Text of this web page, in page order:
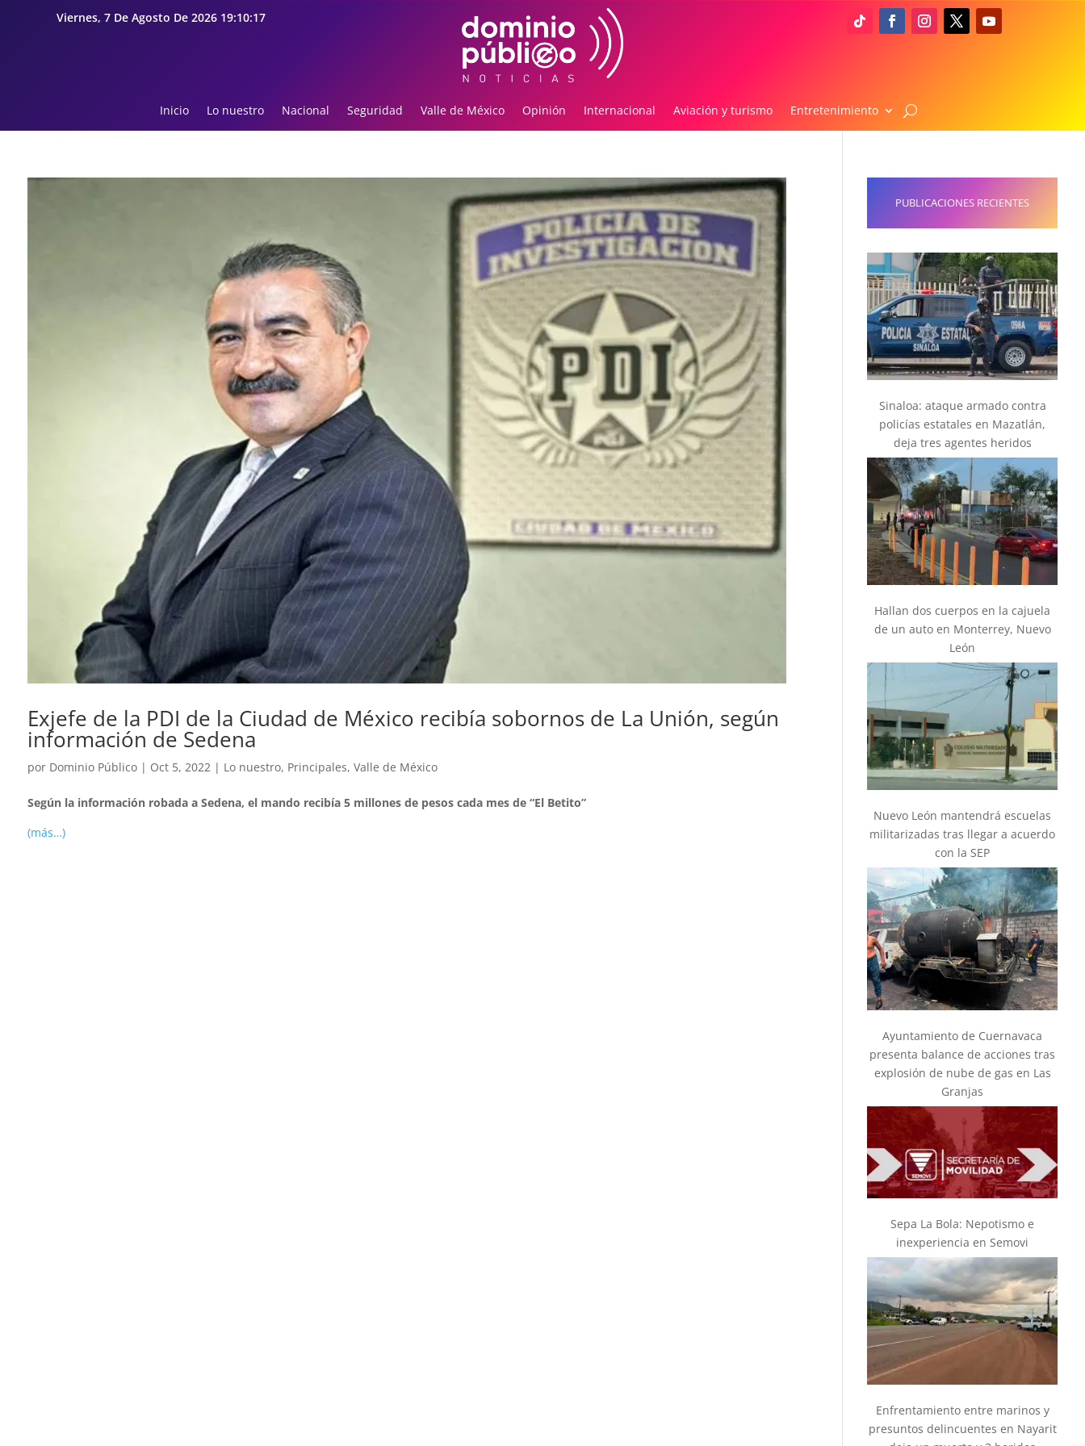
Viernes, 7 De Agosto De 2026 19:10:18
Inicio Lo nuestro Nacional Seguridad Valle de México Opinión Internacional Aviación y turismo Entretenimiento
Exjefe de la PDI de la Ciudad de México recibía sobornos de La Unión, según
información de Sedena
por Dominio Público| Oct 5, 2022| Lo nuestro, Principales, Valle de México
Según la información robada a Sedena, el mando recibía 5 millones de pesos cada mes de “El Betito”
(más…)
PUBLICACIONES RECIENTES
Sinaloa: ataque armado contra
policías estatales en Mazatlán,
deja tres agentes heridos
Hallan dos cuerpos en la cajuela
de un auto en Monterrey, Nuevo
León
Nuevo León mantendrá escuelas
militarizadas tras llegar a acuerdo
con la SEP
Ayuntamiento de Cuernavaca
presenta balance de acciones tras
explosión de nube de gas en Las
Granjas
Sepa La Bola: Nepotismo e
inexperiencia en Semovi
Enfrentamiento entre marinos y
presuntos delincuentes en Nayarit